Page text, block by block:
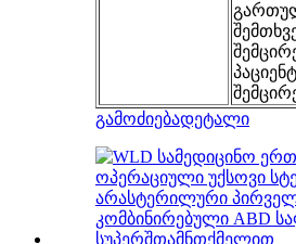
გამოძიებადეტალი